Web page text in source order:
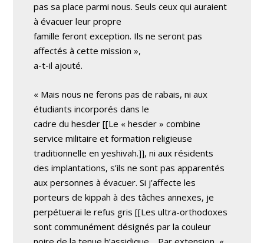
pas sa place parmi nous. Seuls ceux qui auraient
à évacuer leur propre
famille feront exception. Ils ne seront pas
affectés à cette mission »,
a-t-il ajouté.
« Mais nous ne ferons pas de rabais, ni aux
étudiants incorporés dans le
cadre du hesder [[Le « hesder » combine
service militaire et formation religieuse
traditionnelle en yeshivah.]], ni aux résidents
des implantations, s’ils ne sont pas apparentés
aux personnes à évacuer. Si j’affecte les
porteurs de kippah à des tâches annexes, je
perpétuerai le refus gris [[Les ultra-orthodoxes
sont communément désignés par la couleur